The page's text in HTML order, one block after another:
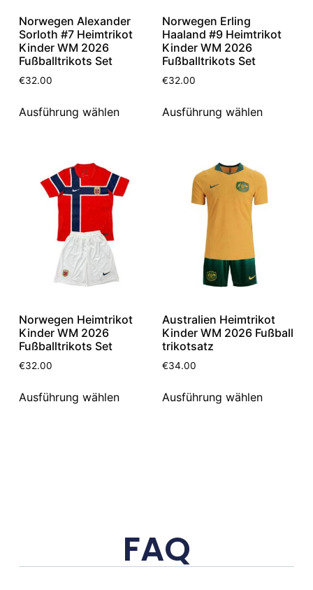
Norwegen Alexander
Sorloth #7 Heimtrikot
Kinder WM 2026
Fußballtrikots Set
€32.00
Ausführung wählen
Norwegen Erling
Haaland #9 Heimtrikot
Kinder WM 2026
Fußballtrikots Set
€32.00
Ausführung wählen
Norwegen Heimtrikot
Kinder WM 2026
Fußballtrikots Set
€32.00
Ausführung wählen
Australien Heimtrikot
Kinder WM 2026 Fußball
trikotsatz
€34.00
Ausführung wählen
FAQ